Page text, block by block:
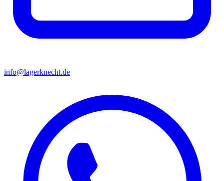
info@lagerknecht.de